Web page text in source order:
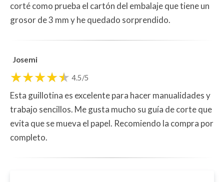
corté como prueba el cartón del embalaje que tiene un
grosor de 3 mm y he quedado sorprendido.
Josemi
4.5/5
Esta guillotina es excelente para hacer manualidades y
trabajo sencillos. Me gusta mucho su guía de corte que
evita que se mueva el papel. Recomiendo la compra por
completo.